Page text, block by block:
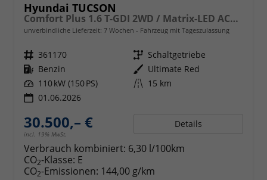
Hyundai TUCSON
Comfort Plus 1.6 T-GDI 2WD / Matrix-LED ACC Shz vo+hi + Lenkradheizung Elek. Heck Alu 18"
unverbindliche Lieferzeit: 7 Wochen Fahrzeug mit Tageszulassung
Fahrzeugnr. 361170 Getriebe Schaltgetriebe
Kraftstoff Benzin Außenfarbe Ultimate Red
Leistung 110 kW (150 PS) Kilometerstand 15 km
01.06.2026
30.500,– €
incl. 19% MwSt.
Details
Verbrauch kombiniert: 6,30 l/100km
CO2-Klasse: E
CO2-Emissionen: 144,00 g/km